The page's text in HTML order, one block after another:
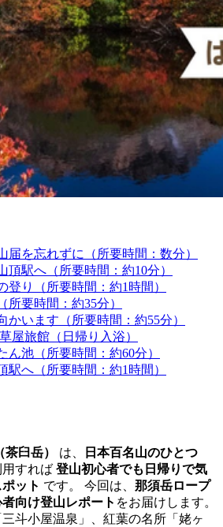
届を忘れずに（所要時間：数分）
頂駅へ（所要時間：約10分）
登り（所要時間：約1時間）
所要時間：約35分）
かいます（所要時間：約55分）
屋旅館（日帰り入浴）
ん池（所要時間：約60分）
駅へ（所要時間：約1時間）
臼岳） は、
日本百名山のひとつ
すれば 登山初心者でも日帰りで気
ット です。 今回は、 那須岳ロープ
向け登山レポート をお届けします。
斗小屋温泉」、紅葉の名所「姥ヶ